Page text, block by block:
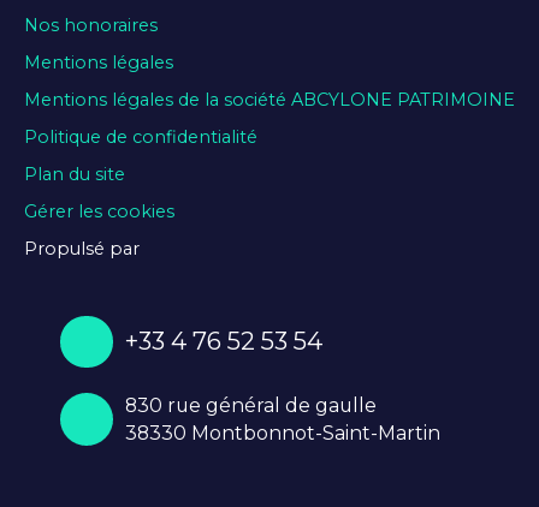
Nos honoraires
Mentions légales
Mentions légales de la société ABCYLONE PATRIMOINE
Politique de confidentialité
Plan du site
Gérer les cookies
Propulsé par
+33 4 76 52 53 54
830 rue général de gaulle
38330 Montbonnot-Saint-Martin